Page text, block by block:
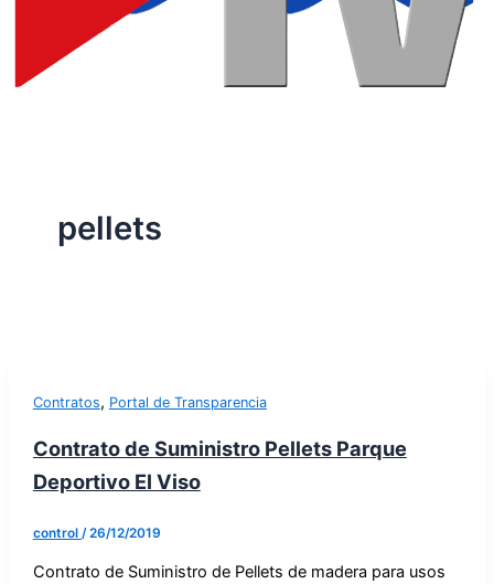
pellets
Contratos, Portal de Transparencia
Contrato de Suministro Pellets Parque
Deportivo El Viso
control /26/12/2019
Contrato de Suministro de Pellets de madera para usos